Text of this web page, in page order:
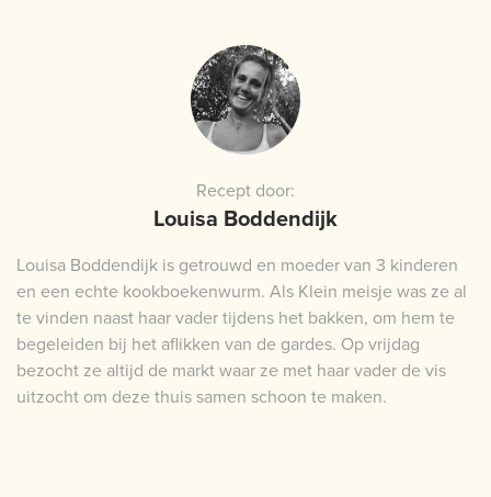
Recept door:
Louisa Boddendijk
Louisa Boddendijk is getrouwd en moeder van 3 kinderen
en een echte kookboekenwurm. Als Klein meisje was ze al
te vinden naast haar vader tijdens het bakken, om hem te
begeleiden bij het aflikken van de gardes. Op vrijdag
bezocht ze altijd de markt waar ze met haar vader de vis
uitzocht om deze thuis samen schoon te maken.